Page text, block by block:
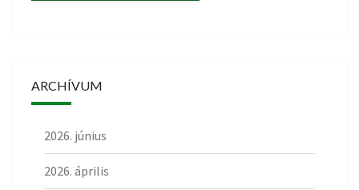
ARCHÍVUM
2026. június
2026. április